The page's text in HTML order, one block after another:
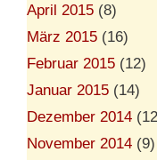
April 2015 (8)
März 2015 (16)
Februar 2015 (12)
Januar 2015 (14)
Dezember 2014
November 2014 (9)